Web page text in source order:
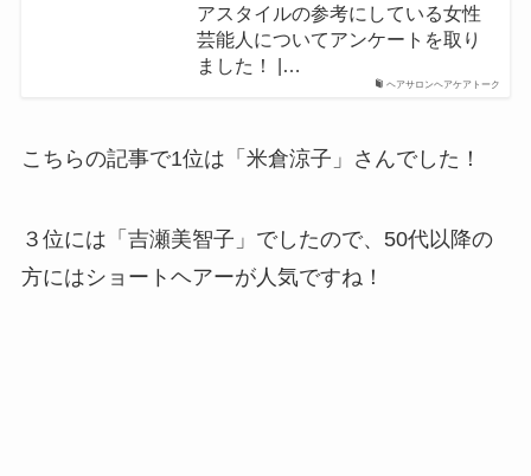
ヘアサロンヘアケアトーク
アスタイルの参考にしている女性
芸能人についてアンケートを取り
ました！ |…
こちらの記事で1位は「米倉涼子」さんでした！
３位には「吉瀬美智子」でしたので、50代以降の
方にはショートヘアーが人気ですね！